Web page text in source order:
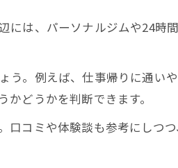
には、パーソナルジムや24時
う。例えば、仕事帰りに通い
どうかを判断できます。
口コミや体験談も参考にしつ